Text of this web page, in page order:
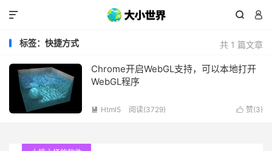
 

共 1 篇文章
标签：快捷方式
Chrome开启WebGL支持，可以本地打开
WebGL程序
 赞(3)
 Html5 阅读(3729)